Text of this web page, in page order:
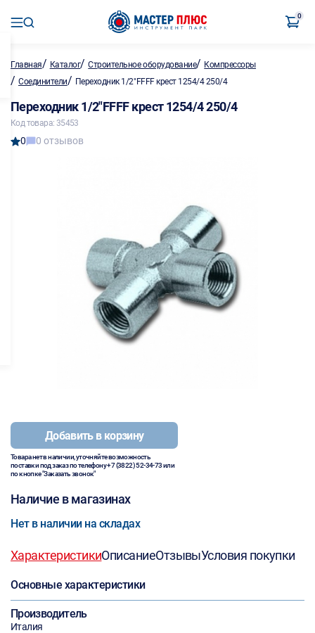
0
Главная/ Каталог/Строительное оборудование/ Компрессоры
/ Соединители/ Переходник 1/2"FFFF крест 1254/4 250/4
Переходник 1/2"FFFF крест 1254/4 250/4
Код товара: 35453
0 0 отзывов
Добавить в корзину
Товара нет в наличии, уточняйте возможность
поставки под заказ по телефону+7 (3822) 52-34-73или
по кнопке "Заказать звонок"
Наличие в магазинах
Нет в наличии на складах
ХарактеристикиОписаниеОтзывыУсловия покупки
Основные характеристики
Производитель
Италия